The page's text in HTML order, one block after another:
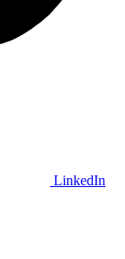
LinkedIn